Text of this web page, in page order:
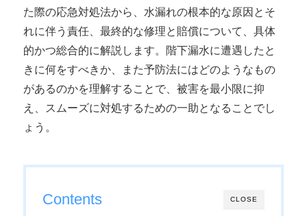
た際の応急対処法から、水漏れの根本的な原因とそ
れに伴う責任、最終的な修理と賠償について、具体
的かつ総合的に解説します。階下漏水に遭遇したと
きに何をすべきか、また予防法にはどのようなもの
があるのかを理解することで、被害を最小限に抑
え、スムーズに対処するための一助となることでし
ょう。
CLOSE
Contents